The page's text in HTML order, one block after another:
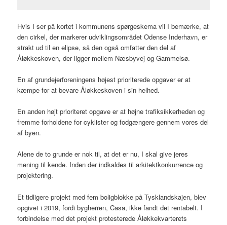
Hvis I ser på kortet i kommunens spørgeskema vil I bemærke, at
den cirkel, der markerer udviklingsområdet Odense Inderhavn, er
strakt ud til en elipse, så den også omfatter den del af
Åløkkeskoven, der ligger mellem Næsbyvej og Gammelsø.
En af grundejerforeningens højest prioriterede opgaver er at
kæmpe for at bevare Åløkkeskoven i sin helhed.
En anden højt prioriteret opgave er at højne trafiksikkerheden og
fremme forholdene for cyklister og fodgængere gennem vores del
af byen.
Alene de to grunde er nok til, at det er nu, I skal give jeres
mening til kende. Inden der indkaldes til arkitektkonkurrence og
projektering.
Et tidligere projekt med fem boligblokke på Tysklandskajen, blev
opgivet i 2019, fordi bygherren, Casa, ikke fandt det rentabelt. I
forbindelse med det projekt protesterede Åløkkekvarterets